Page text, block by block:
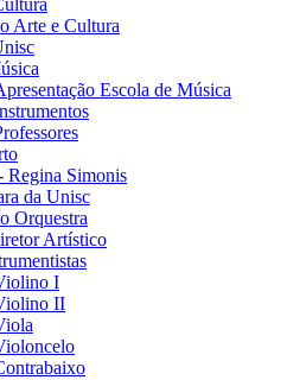
Arte e Cultura
Escola de Música
Regina Simonis
da Unisc
Orquestra
Artístico
I
II